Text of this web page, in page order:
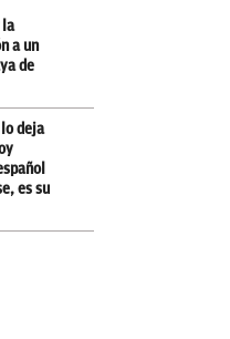
la
a un
de
lo deja
es su